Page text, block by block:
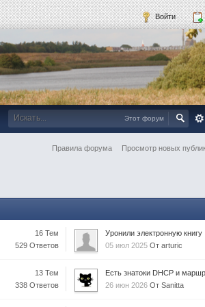
Войти
Этот форум
Правила форума Просмотр новых
16 Тем
529 Ответов
Уронили электронную книгу
05 июл 2025 От arturic
13 Тем
338 Ответов
Есть знатоки DHCP и
26 июн 2026 От Sanitta